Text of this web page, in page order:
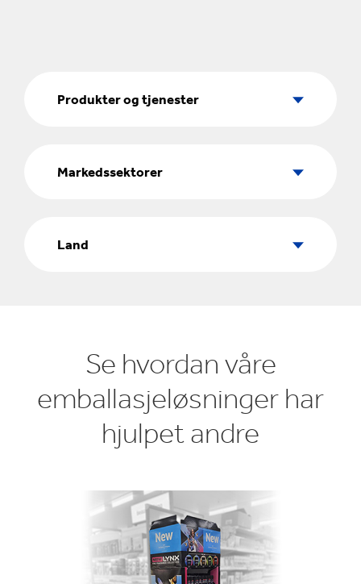
Produkter og tjenester
Markedssektorer
Land
Se hvordan våre
emballasjeløsninger har
hjulpet andre